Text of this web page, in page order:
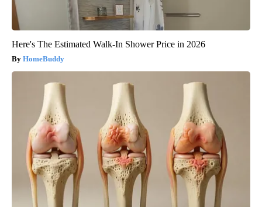
Here's The Estimated Walk-In Shower Price in 2026
HomeBuddy